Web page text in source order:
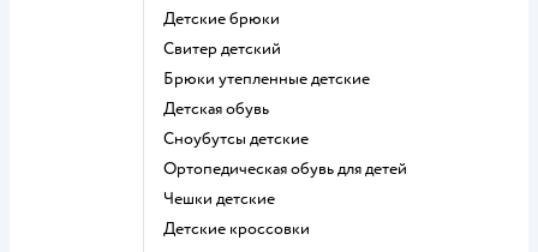
Детские брюки
Свитер детский
Брюки утепленные детские
Детская обувь
Сноубутсы детские
Ортопедическая обувь для детей
Чешки детские
Детские кроссовки